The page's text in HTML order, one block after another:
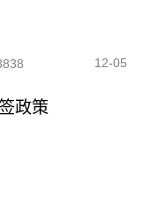
12-05
政策